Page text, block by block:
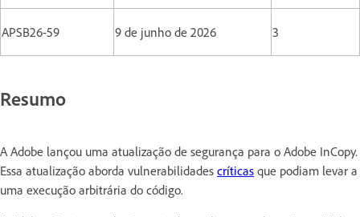
APSB26-59 9 de junho de 2026 3
Resumo
A Adobe lançou uma atualização de segurança para o Adobe InCopy.
Essa atualização aborda vulnerabilidades críticas que podiam levar a
uma execução arbitrária do código.